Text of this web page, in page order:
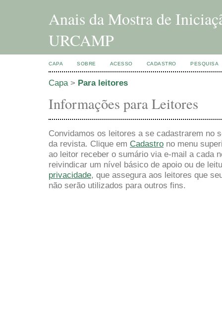
Anais da Mostra de
URCAMP
CAPA SOBRE ACESSO CADASTRO PESQUISA
Capa> Para leitores
Informações para Leitores
Convidamos os leitores a se cadastrarem no
da revista. Clique em Cadastro no menu
ao leitor receber o sumário via e-mail a cada
reivindicar um nível básico de apoio ou de
privacidade, que assegura aos leitores que
não serão utilizados para outros fins.